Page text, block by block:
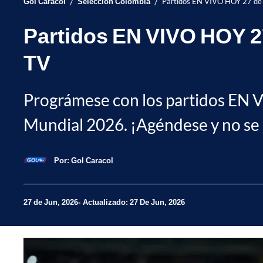
Partidos EN VIVO HOY
TV
Prográmese con los partidos EN
Mundial 2026. ¡Agéndese y no
Por: Gol Caracol
27 de Jun, 2026 Actualizado: 27 De Jun, 2026